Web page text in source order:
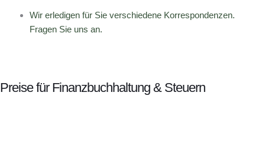
Wir erledigen für Sie verschiedene Korrespondenzen.
Fragen Sie uns an.
Preise für Finanzbuchhaltung & Steuern